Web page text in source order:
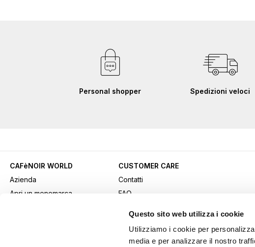
Questo sito web utilizza i cookie
Utilizziamo i cookie per
media e per analizzare il nostro
Personal shopper Spedizioni veloci
CAFèNOIR WORLD
Azienda
Apri un monomarca
CUSTOMER CARE
Contatti
FAQ
Pagamenti
Spedizioni